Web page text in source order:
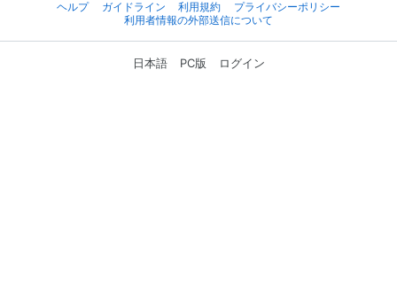
ヘルプ
ガイドライン 利用規約
プライバシーポリシー
利用者情報の外部送信について
日本語 PC版 ログイン